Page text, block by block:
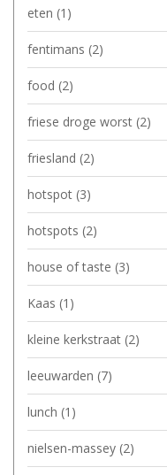
eten (1)
fentimans (2)
food (2)
friese droge worst (2)
friesland (2)
hotspot (3)
hotspots (2)
house of taste (3)
Kaas (1)
kleine kerkstraat (2)
leeuwarden (7)
lunch (1)
nielsen-massey (2)